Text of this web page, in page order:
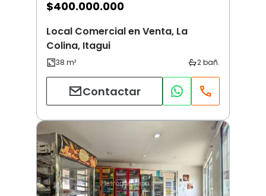
$400.000.000
Local Comercial en Venta, La
Colina, Itagui
Contactar